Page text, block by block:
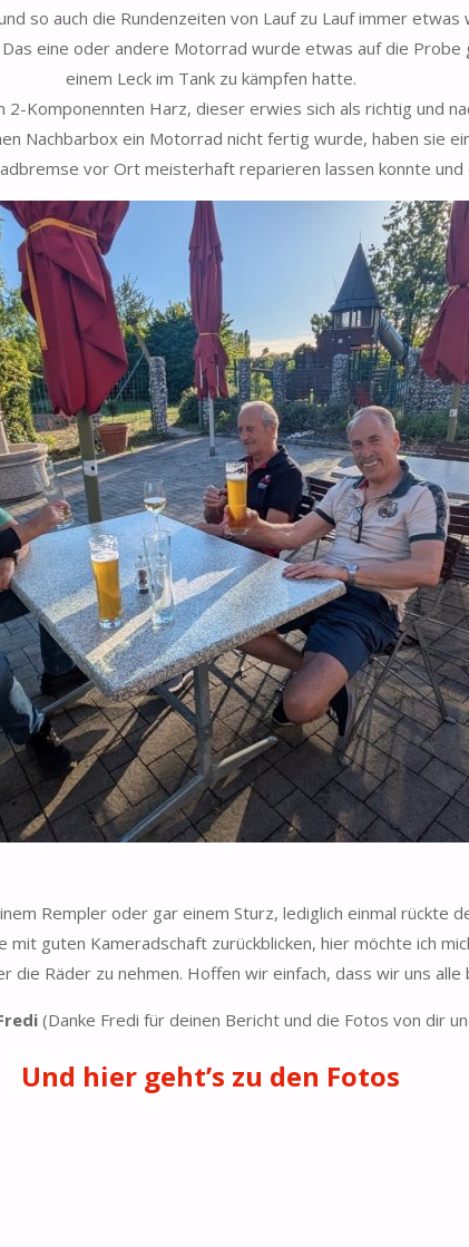
so auch die Rundenzeiten von Lauf zu Lauf immer
eine oder andere Motorrad wurde etwas auf die
einem Leck im Tank zu kämpfen hatte.
Komponennten Harz, dieser erwies sich als richtig und
Nachbarbox ein Motorrad nicht fertig wurde, haben sie
vor Ort meisterhaft reparieren lassen konnte und
Rempler oder gar einem Sturz, lediglich einmal rückte
guten Kameradschaft zurückblicken, hier möchte ich
die Räder zu nehmen. Hoffen wir einfach, dass wir uns
(Danke Fredi für deinen Bericht und die Fotos von dir
Und hier geht’s zu den Fotos